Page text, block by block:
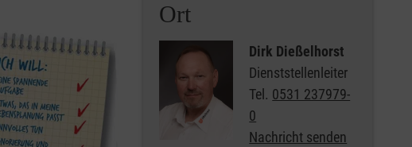
Ort
Dirk Dießelhorst
Dienststellenleiter
Tel. 0531 237979-
0
Nachricht senden